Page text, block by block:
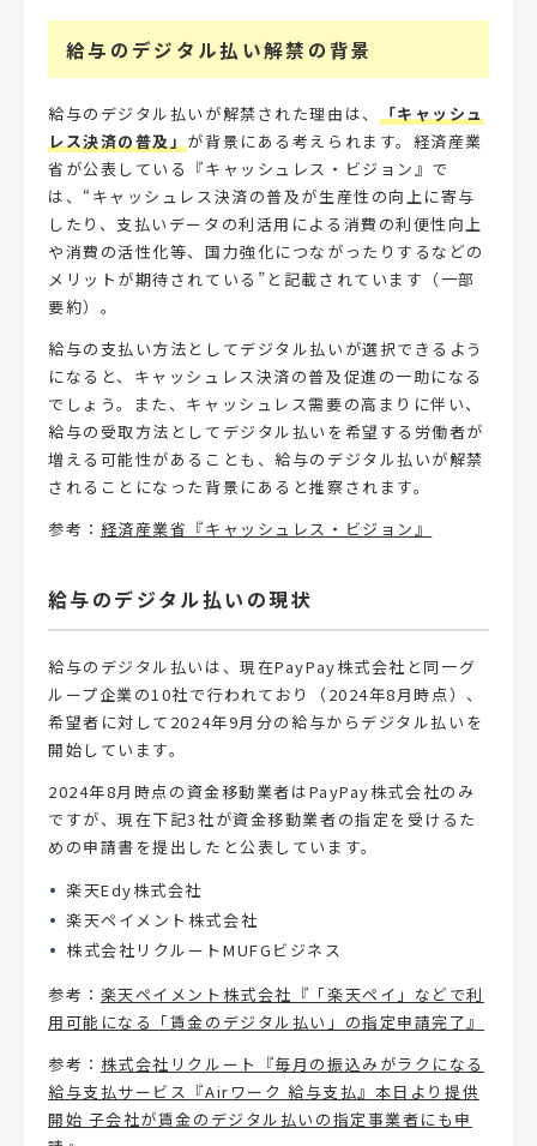
給与のデジタル払い解禁の背景
給与のデジタル払いが解禁された理由は、
「キャッシュ
レス決済の普及」 が背景にある考えられます。経済産業
省が公表している『キャッシュレス・ビジョン』で
は、“キャッシュレス決済の普及が生産性の向上に寄与
したり、支払いデータの利活用による消費の利便性向上
や消費の活性化等、国力強化につながったりするなどの
メリットが期待されている”と記載されています（一部
要約）。
給与の支払い方法としてデジタル払いが選択できるよう
になると、キャッシュレス決済の普及促進の一助になる
でしょう。また、キャッシュレス需要の高まりに伴い、
給与の受取方法としてデジタル払いを希望する労働者が
増える可能性があることも、給与のデジタル払いが解禁
されることになった背景にあると推察されます。
参考： 経済産業省『キャッシュレス・ビジョン』
給与のデジタル払いの現状
給与のデジタル払いは、現在PayPay株式会社と同一グ
ループ企業の10社で行われており（2024年8月時点）、
希望者に対して2024年9月分の給与からデジタル払いを
開始しています。
2024年8月時点の資金移動業者はPayPay株式会社のみ
ですが、現在下記3社が資金移動業者の指定を受けるた
めの申請書を提出したと公表しています。
楽天Edy株式会社
楽天ペイメント株式会社
株式会社リクルートMUFGビジネス
参考： 楽天ペイメント株式会社『「楽天ペイ」などで利
用可能になる「賃金のデジタル払い」の指定申請完了』
参考： 株式会社リクルート『毎月の振込みがラクになる
給与支払サービス『Airワーク 給与支払』本日より提供
開始 子会社が賃金のデジタル払いの指定事業者にも申